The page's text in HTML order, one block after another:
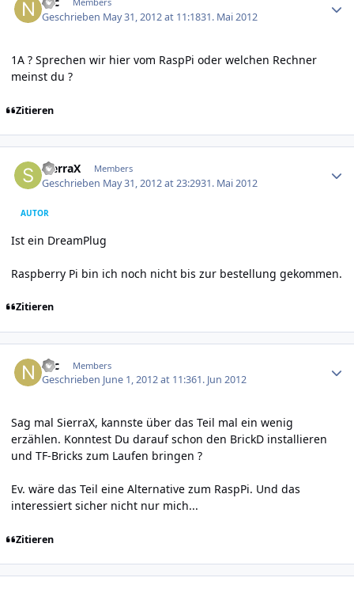
Geschrieben May 31, 2012 at 11:1831. Mai 2012
1A ? Sprechen wir hier vom RaspPi oder welchen Rechner
meinst du ?
Zitieren
SierraX Members
Geschrieben May 31, 2012 at 23:2931. Mai 2012
AUTOR
Ist ein DreamPlug
Raspberry Pi bin ich noch nicht bis zur bestellung gekommen.
Zitieren
Nic Members
Geschrieben June 1, 2012 at 11:361. Jun 2012
Sag mal SierraX, kannste über das Teil mal ein wenig
erzählen. Konntest Du darauf schon den BrickD installieren
und TF-Bricks zum Laufen bringen ?
Ev. wäre das Teil eine Alternative zum RaspPi. Und das
interessiert sicher nicht nur mich...
Zitieren